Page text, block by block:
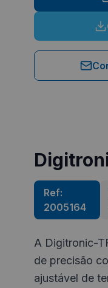
Ref:
2005164
A Digitronic-
de precisão
ajustável de